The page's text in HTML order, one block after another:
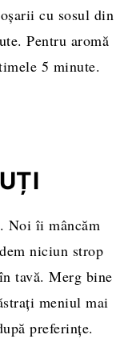
cu sosul din
Pentru aromă
5 minute.
Noi îi mâncăm
niciun strop
tavă. Merg bine
meniul mai
preferințe.